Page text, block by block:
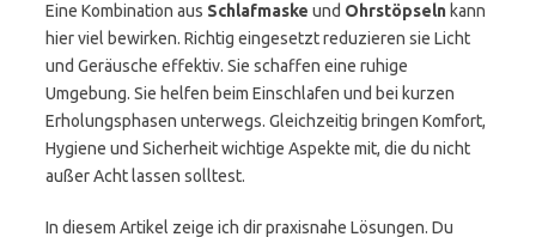
Eine Kombination aus Schlafmaske und Ohrstöpseln kann
hier viel bewirken. Richtig eingesetzt reduzieren sie Licht
und Geräusche effektiv. Sie schaffen eine ruhige
Umgebung. Sie helfen beim Einschlafen und bei kurzen
Erholungsphasen unterwegs. Gleichzeitig bringen Komfort,
Hygiene und Sicherheit wichtige Aspekte mit, die du nicht
außer Acht lassen solltest.
In diesem Artikel zeige ich dir praxisnahe Lösungen. Du